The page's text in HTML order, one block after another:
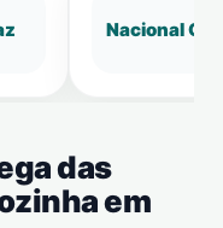
Nacional Gás
das
em